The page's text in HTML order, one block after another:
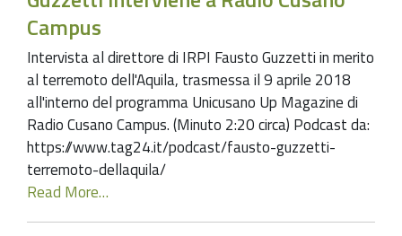
Campus
Intervista al direttore di IRPI Fausto Guzzetti in merito
al terremoto dell'Aquila, trasmessa il 9 aprile 2018
all'interno del programma Unicusano Up Magazine di
Radio Cusano Campus. (Minuto 2:20 circa) Podcast da:
https://www.tag24.it/podcast/fausto-guzzetti-
terremoto-dellaquila/
Read More…